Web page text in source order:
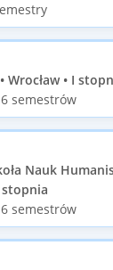
Wrocław • I
semestrów
Nauk
stopnia
semestrów